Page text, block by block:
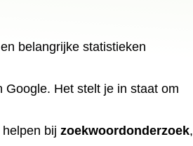
belangrijke statistieken
Het stelt je in staat om
bij zoekwoordonderzoek,